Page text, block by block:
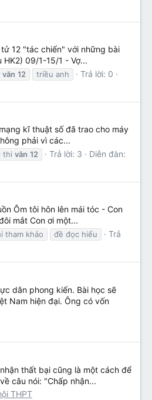
12 "tác chiến" với những bài
09/1-15/1 - Vợ...
văn 12 triều anh
Trả lời: 0
kĩ thuật số đã trao cho máy
phải vì các...
thi văn 12 Trả lời: 3
Diễn đàn:
Ôm tôi hôn lên mái tóc - Con
mắt Con ơi một...
tham khảo đề đọc hiểu
Trả
dân phong kiến. Bài học sẽ
Nam hiện đại. Ông có vốn
thất bại cũng là một cách để
câu nói: "Chấp nhận...
THPT